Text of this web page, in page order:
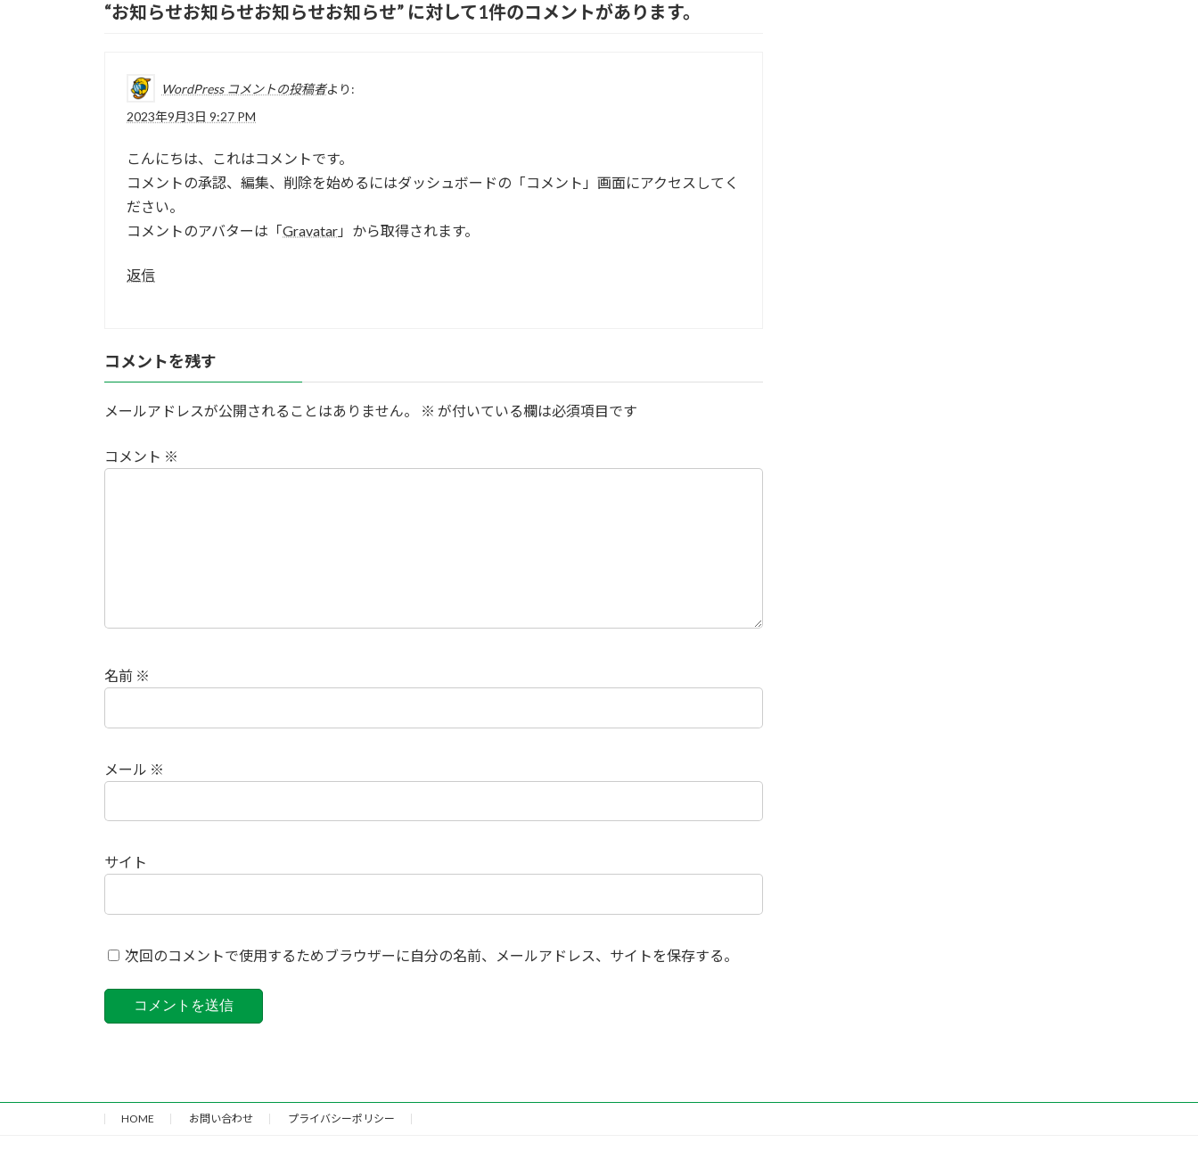
“お知らせお知らせお知らせお知らせ” に対して1件のコメントがあります。
WordPress コメントの投稿者より:
2023年9月3日 9:27 PM
こんにちは、これはコメントです。
コメントの承認、編集、削除を始めるにはダッシュボードの「コメント」画面にアクセスしてく
ださい。
コメントのアバターは「Gravatar 」から取得されます。
返信
コメントを残す
メールアドレスが公開されることはありません。 ※ が付いている欄は必須項目です
コメント ※
名前 ※
メール ※
サイト
次回のコメントで使用するためブラウザーに自分の名前、メールアドレス、サイトを保存する。
HOME お問い合わせ プライバシーポリシー